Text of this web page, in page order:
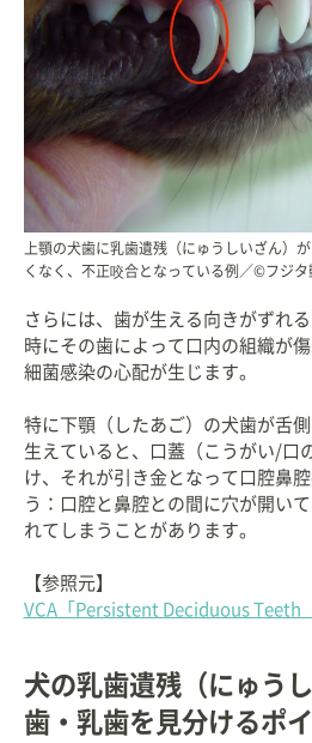
上顎の犬歯に乳歯遺残（にゅうしいざん）
くなく、不正咬合となっている例／©フジタ
さらには、歯が生える向きがずれ
時にその歯によって口内の組織が
細菌感染の心配が生じます。
特に下顎（したあご）の犬歯が舌
生えていると、口蓋（こうがい/口
け、それが引き金となって口腔鼻
う：口腔と鼻腔との間に穴が開い
れてしまうことがあります。
【参照元】
VCA「Persistent Deciduous Teeth
犬の乳歯遺残（にゅう
歯・乳歯を見分けるポイ